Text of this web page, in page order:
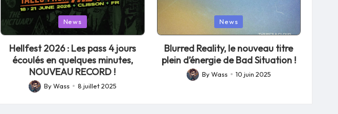
Posted
in
News
Hellfest 2026 : Les pass 4 jours
écoulés en quelques minutes,
NOUVEAU RECORD !
Posted
ByWass 8 juillet 2025
in
News
Blurred Reality, le nouveau titre
plein d’énergie de Bad Situation !
Posted
ByWass 10 juin 2025